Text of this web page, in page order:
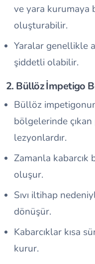
ve yara kurumaya
oluşturabilir.
Yaralar genellikle
şiddetli olabilir.
2. Büllöz İmpetigo
Büllöz
bölgelerinde çıkan
lezyonlardır.
Zamanla kabarcık
oluşur.
Sıvı iltihap
dönüşür.
Kabarcıklar kısa
kurur.